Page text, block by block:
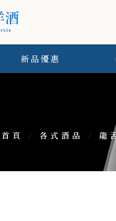
新品優惠
首頁 / 各式酒品 / 龍